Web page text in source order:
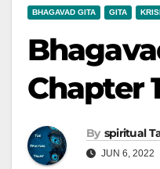
BHAGAVAD GITA GITA
Chapter 1
By Spiritual
JUN 6, 2022